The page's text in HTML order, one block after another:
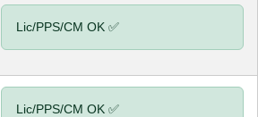
Lic/PPS/CM OK ✅
Lic/PPS/CM OK ✅